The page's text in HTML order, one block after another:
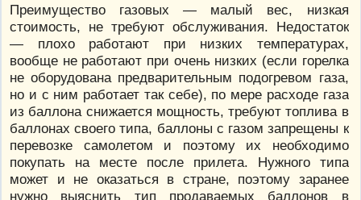
Преимущество газовых — малый вес, низкая
стоимость, не требуют обслуживания. Недостаток
— плохо работают при низких температурах,
вообще не работают при очень низких (если горелка
не оборудована предварительным подогревом газа,
но и с ним работает так себе), по мере расходе газа
из баллона снижается мощность, требуют топлива в
баллонах своего типа, баллоны с газом запрещены к
перевозке самолетом и поэтому их необходимо
покупать на месте после прилета. Нужного типа
может и не оказаться в стране, поэтому заранее
нужно выяснить тип продаваемых баллонов в